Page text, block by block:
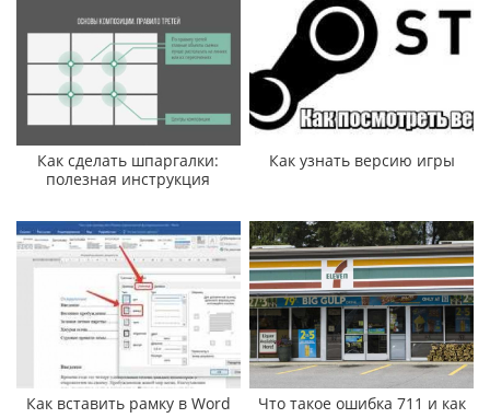
Как сделать шпаргалки:
полезная инструкция
Как узнать версию игры
Как вставить рамку в Word
Что такое ошибка 711 и как